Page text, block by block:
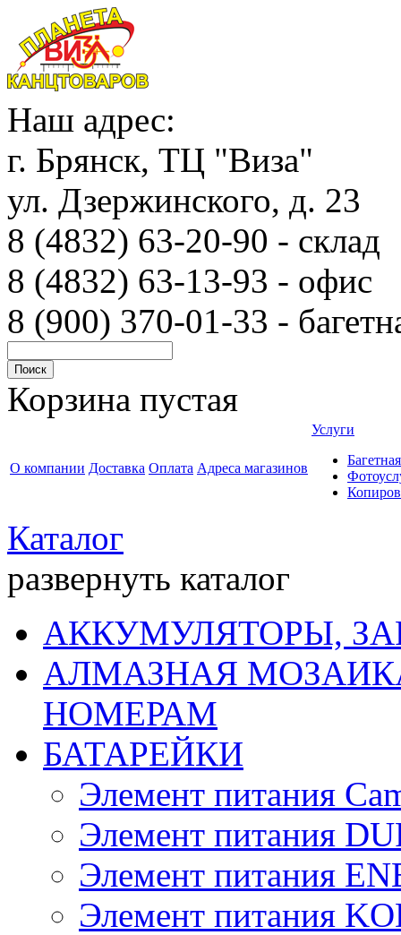
Наш адрес:
г. Брянск, ТЦ "Виза"
ул. Дзержинского, д. 23
8 (4832) 63-20-90 -
8 (4832) 63-13-93 - офис
8 (900) 370-01-33 -
Корзина пустая
О компании Доставка Оплата Адреса магазинов
Услуги
Каталог
развернуть каталог
АККУМУЛЯТОРЫ,
АЛМАЗНАЯ
НОМЕРАМ
БАТАРЕЙКИ
Элемент питания
Элемент питания
Элемент питания
Элемент питания